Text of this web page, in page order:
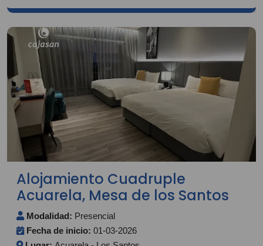
Alojamiento Cuadruple
Acuarela, Mesa de los Santos
Modalidad: Presencial
Fecha de inicio: 01-03-2026